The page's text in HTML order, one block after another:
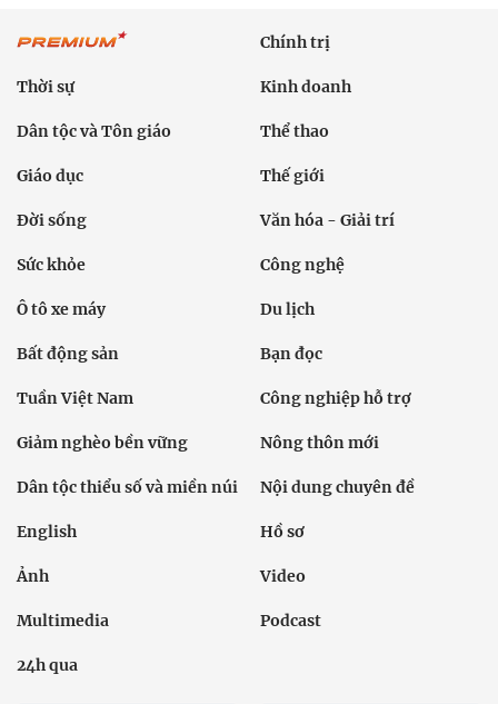
Chính trị
Thời sự Kinh doanh
Dân tộc và Tôn giáo Thể thao
Giáo dục Thế giới
Đời sống Văn hóa - Giải trí
Sức khỏe Công nghệ
Ô tô xe máy Du lịch
Bất động sản Bạn đọc
Tuần Việt Nam Công nghiệp hỗ trợ
Giảm nghèo bền vững Nông thôn mới
Dân tộc thiểu số và miền núi Nội dung chuyên đề
English Hồ sơ
Ảnh Video
Multimedia Podcast
24h qua